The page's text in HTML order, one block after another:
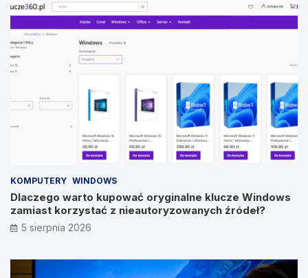
KOMPUTERY WINDOWS
Dlaczego warto kupować oryginalne klucze Windows
zamiast korzystać z nieautoryzowanych źródeł?
5 sierpnia 2026